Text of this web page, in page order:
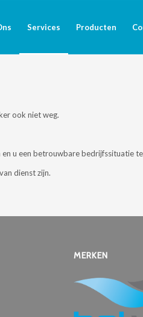
Services Producten
ook niet weg.
u een betrouwbare bedrijfssituatie
dienst zijn.
MERKEN